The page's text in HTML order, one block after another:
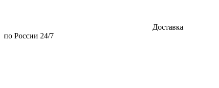
Доставка
по России 24/7